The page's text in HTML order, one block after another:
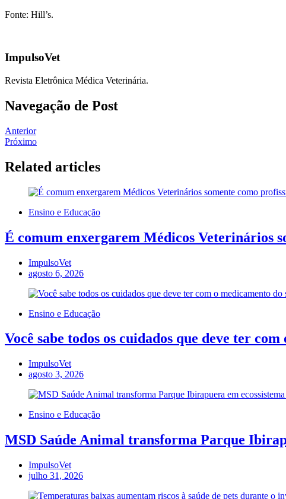
Fonte: Hill’s.
ImpulsoVet
Revista Eletrônica Médica Veterinária.
Navegação de Post
Anterior
Próximo
Related articles
Ensino e Educação
É comum enxergarem Médicos Veterinários
ImpulsoVet
agosto 6, 2026
Ensino e Educação
Você sabe todos os cuidados que deve ter
ImpulsoVet
agosto 3, 2026
Ensino e Educação
MSD Saúde Animal transforma Parque
ImpulsoVet
julho 31, 2026